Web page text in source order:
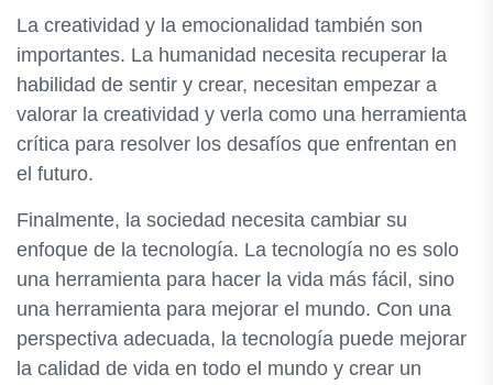
La creatividad y la emocionalidad también son
importantes. La humanidad necesita recuperar la
habilidad de sentir y crear, necesitan empezar a
valorar la creatividad y verla como una herramienta
crítica para resolver los desafíos que enfrentan en
el futuro.
Finalmente, la sociedad necesita cambiar su
enfoque de la tecnología. La tecnología no es solo
una herramienta para hacer la vida más fácil, sino
una herramienta para mejorar el mundo. Con una
perspectiva adecuada, la tecnología puede mejorar
la calidad de vida en todo el mundo y crear un